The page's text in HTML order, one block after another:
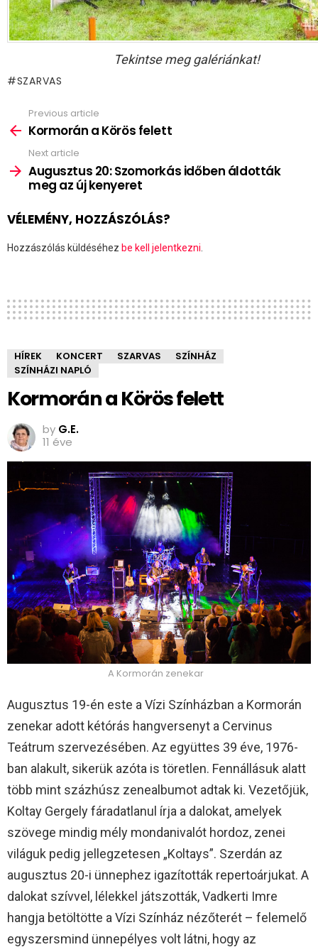
Tekintse meg galériánkat!
SZARVAS
more
Previous article
Kormorán a Körös felett
Next article
Augusztus 20: Szomorkás időben áldották
meg az új kenyeret
VÉLEMÉNY, HOZZÁSZÓLÁS?
Hozzászólás küldéséhez be kell jelentkezni
HÍREK KONCERT SZARVAS
SZÍNHÁZ
SZÍNHÁZI NAPLÓ
Kormorán a Körös felett
by G.E.
11 éve
A Kormorán zenekar
Augusztus 19-én este a Vízi Színházban a Kormorán
zenekar adott kétórás hangversenyt a Cervinus
Teátrum szervezésében. Az együttes 39 éve, 1976-
ban alakult, sikerük azóta is töretlen. Fennállásuk alatt
több mint százhúsz zenealbumot adtak ki. Vezetőjük,
Koltay Gergely fáradatlanul írja a dalokat, amelyek
szövege mindig mély mondanivalót hordoz, zenei
világuk pedig jellegzetesen „Koltays”. Szerdán az
augusztus 20-i ünnephez igazították repertoárjukat. A
dalokat szívvel, lélekkel játszották, Vadkerti Imre
hangja betöltötte a Vízi Színház nézőterét – felemelő
egyszersmind ünnepélyes volt látni, hogy az